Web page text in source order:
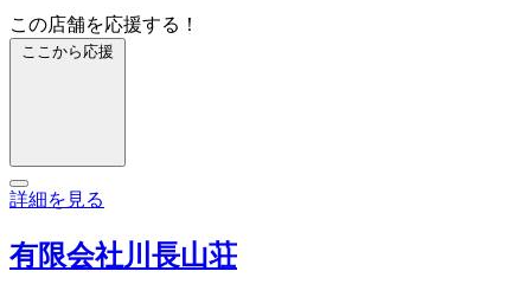
この店舗を応援する！
ここから応援
詳細を見る
有限会社川長山荘